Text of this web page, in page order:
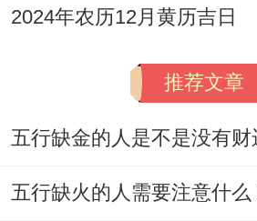
2024年农历12月黄历吉日
推荐文章